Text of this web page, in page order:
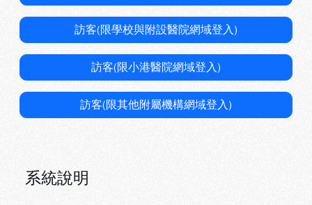
訪客(限學校與附設醫院網域登入)
訪客(限小港醫院網域登入)
訪客(限其他附屬機構網域登入)
系統說明